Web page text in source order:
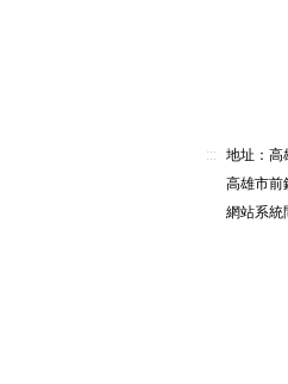
:::
地址：
高雄市前
網站系統